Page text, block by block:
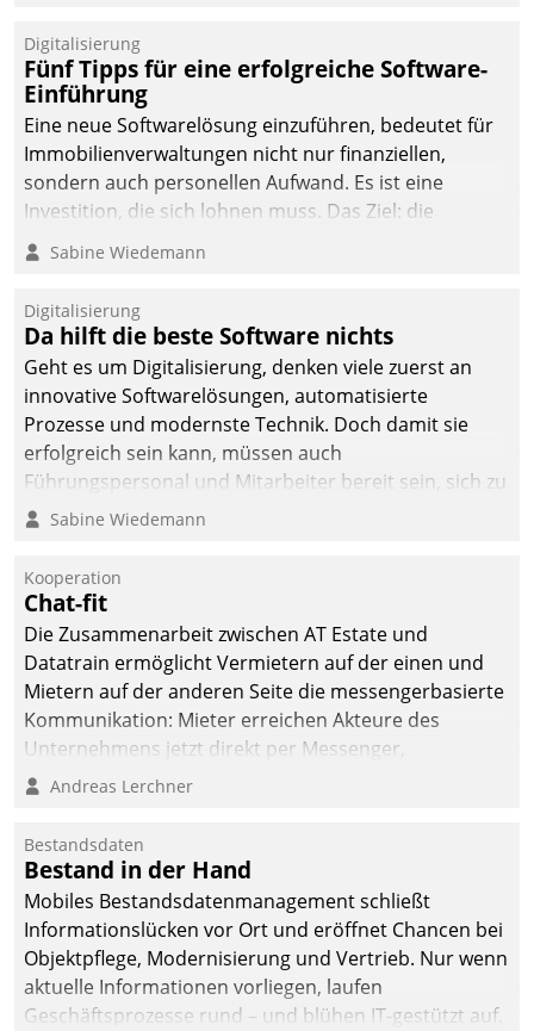
Digitalisierung
Fünf Tipps für eine erfolgreiche Software-
Einführung
Eine neue Softwarelösung einzuführen, bedeutet für
Immobilienverwaltungen nicht nur finanziellen,
sondern auch personellen Aufwand. Es ist eine
Investition, die sich lohnen muss. Das Ziel: die
nachhaltige Optimierung der Geschäftsabläufe. Damit
dieses Ziel erreicht wird, sollten einige Grundregeln
Sabine Wiedemann
Digitalisierung
Da hilft die beste Software nichts
Geht es um Digitalisierung, denken viele zuerst an
innovative Softwarelösungen, automatisierte
Prozesse und modernste Technik. Doch damit sie
erfolgreich sein kann, müssen auch
Führungspersonal und Mitarbeiter bereit sein, sich zu
verändern und anzupassen, sonst werden sie an ihr
Sabine Wiedemann
Kooperation
Chat-fit
Die Zusammenarbeit zwischen AT Estate und
Datatrain ermöglicht Vermietern auf der einen und
Mietern auf der anderen Seite die messengerbasierte
Kommunikation: Mieter erreichen Akteure des
Unternehmens jetzt direkt per Messenger,
Mitarbeiter oder Dienstleister empfangen oder
Andreas Lerchner
Bestandsdaten
Bestand in der Hand
Mobiles Bestandsdatenmanagement schließt
Informationslücken vor Ort und eröffnet Chancen bei
Objektpflege, Modernisierung und Vertrieb. Nur wenn
aktuelle Informationen vorliegen, laufen
Geschäftsprozesse rund – und blühen IT-gestützt auf.